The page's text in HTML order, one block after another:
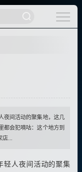
夜间活动的聚集地，这几
都会犯嘀咕：这个地方到
...
轻人夜间活动的聚集